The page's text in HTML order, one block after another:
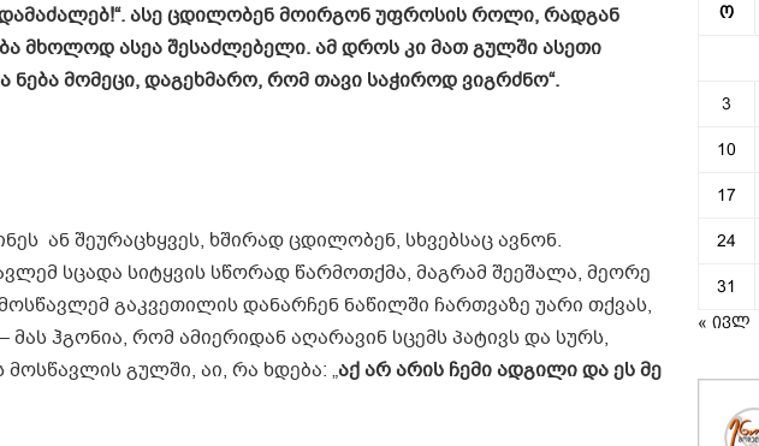
!“. ასე ცდილობენ მოირგონ უფროსის როლი, რადგან
მხოლოდ ასეა შესაძლებელი. ამ დროს კი მათ გულში ასეთი
მომეცი, დაგეხმარო, რომ თავი საჭიროდ ვიგრძნო“.
ან შეურაცხყვეს, ხშირად ცდილობენ, სხვებსაც ავნონ.
სცადა სიტყვის სწორად წარმოთქმა, მაგრამ შეეშალა, მეორე
გაკვეთილის დანარჩენ ნაწილში ჩართვაზე უარი თქვას,
ჰგონია, რომ ამიერიდან აღარავინ სცემს პატივს და სურს,
მოსწავლის გულში, აი, რა ხდება: „აქ არ არის ჩემი ადგილი და ეს მე
ო
3
10
17
24
31
« ივლ